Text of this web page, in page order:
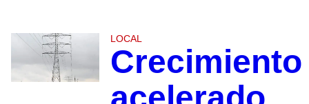
LOCAL
Crecimiento